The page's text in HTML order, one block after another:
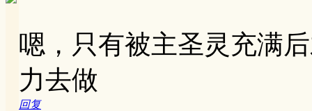
嗯，只有被主圣灵充满
力去做
回复